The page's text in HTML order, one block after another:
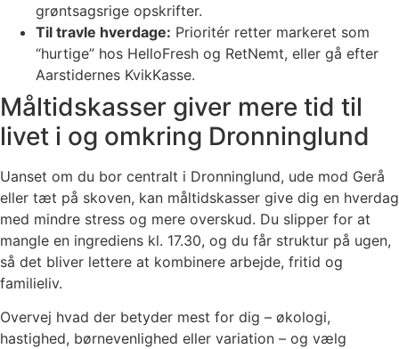
grøntsagsrige opskrifter.
Til travle hverdage: Prioritér retter markeret som
“hurtige” hos HelloFresh og RetNemt, eller gå efter
Aarstidernes KvikKasse.
Måltidskasser giver mere tid til
livet i og omkring Dronninglund
Uanset om du bor centralt i Dronninglund, ude mod Gerå
eller tæt på skoven, kan måltidskasser give dig en hverdag
med mindre stress og mere overskud. Du slipper for at
mangle en ingrediens kl. 17.30, og du får struktur på ugen,
så det bliver lettere at kombinere arbejde, fritid og
familieliv.
Overvej hvad der betyder mest for dig – økologi,
hastighed, børnevenlighed eller variation – og vælg